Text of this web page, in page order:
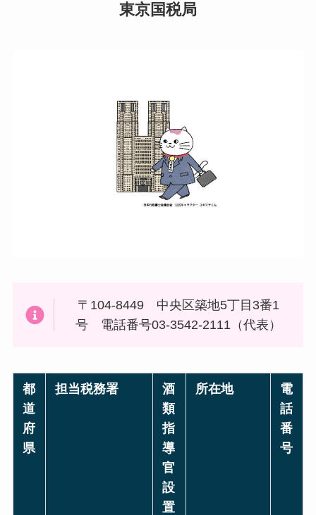
東京国税局
〒104-8449 中央区築地5丁目3番1
号 電話番号03-3542-2111（代表）
都
道
府
県
担当税務署
酒
類
指
導
官
設
置
所在地
電
話
番
号